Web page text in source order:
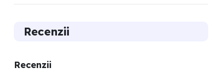
Recenzii
Recenzii